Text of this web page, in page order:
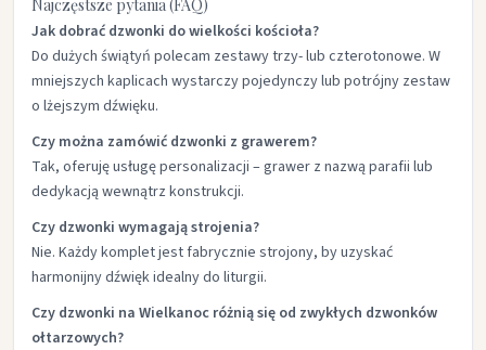
Najczęstsze pytania (FAQ)
Jak dobrać dzwonki do wielkości kościoła?
Do dużych świątyń polecam zestawy trzy- lub czterotonowe. W
mniejszych kaplicach wystarczy pojedynczy lub potrójny zestaw
o lżejszym dźwięku.
Czy można zamówić dzwonki z grawerem?
Tak, oferuję usługę personalizacji – grawer z nazwą parafii lub
dedykacją wewnątrz konstrukcji.
Czy dzwonki wymagają strojenia?
Nie. Każdy komplet jest fabrycznie strojony, by uzyskać
harmonijny dźwięk idealny do liturgii.
Czy dzwonki na Wielkanoc różnią się od zwykłych dzwonków
ołtarzowych?